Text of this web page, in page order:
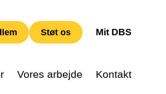
Støt os Mit DBS
Vores arbejde Kontakt